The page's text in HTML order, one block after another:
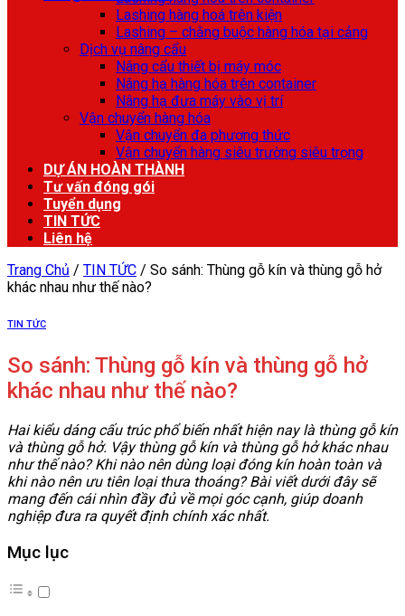
Lashing hàng hoá trên kiện
Lashing – chằng buộc hàng hóa tại cảng
Dịch vụ nâng cẩu
Nâng cẩu thiết bị máy móc
Nâng hạ hàng hóa trên container
Nâng hạ đưa máy vào vị trí
Vận chuyển hàng hóa
Vận chuyển đa phương thức
Vận chuyển hàng siêu trường siêu trọng
DỰ ÁN HOÀN THÀNH
Tư vấn đóng gói
Tuyển dụng
TIN TỨC
Liên hệ
Trang Chủ / TIN TỨC / So sánh: Thùng gỗ kín và thùng gỗ hở
khác nhau như thế nào?
TIN TỨC
So sánh: Thùng gỗ kín và thùng gỗ hở
khác nhau như thế nào?
Hai kiểu dáng cấu trúc phổ biến nhất hiện nay là thùng gỗ kín
và thùng gỗ hở. Vậy thùng gỗ kín và thùng gỗ hở khác nhau
như thế nào? Khi nào nên dùng loại đóng kín hoàn toàn và
khi nào nên ưu tiên loại thưa thoáng? Bài viết dưới đây sẽ
mang đến cái nhìn đầy đủ về mọi góc cạnh, giúp doanh
nghiệp đưa ra quyết định chính xác nhất.
Mục lục